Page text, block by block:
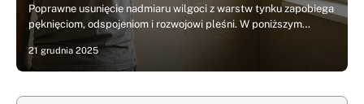
Poprawne usunięcie nadmiaru wilgoci z warstw tynku zapobiega
pęknięciom, odspojeniom i rozwojowi pleśni. W poniższym…
21 grudnia 2025